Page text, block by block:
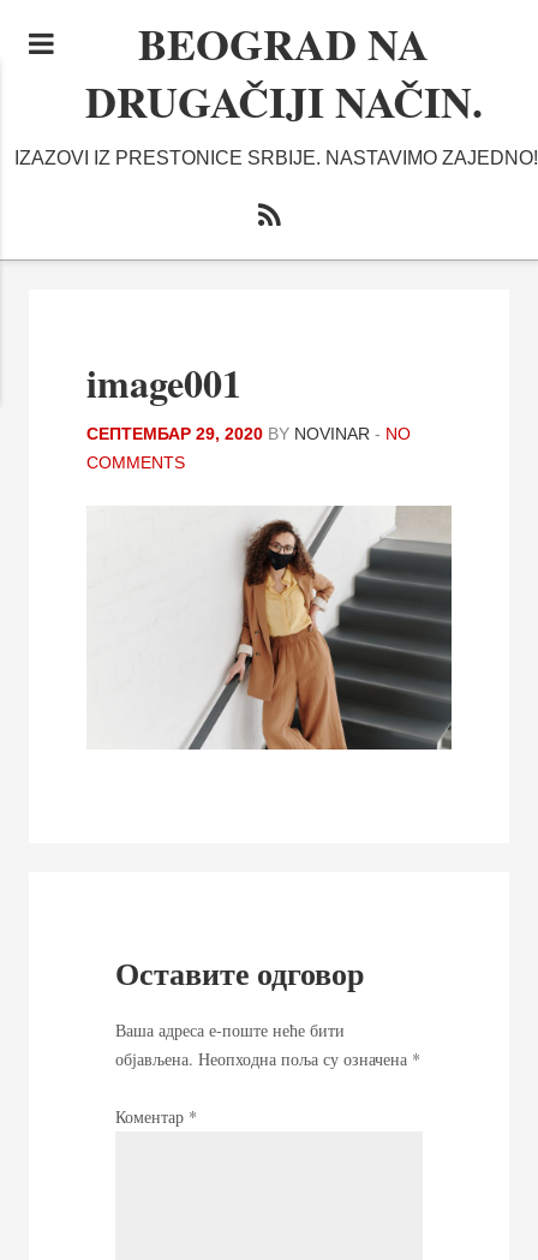
BEOGRAD NA
DRUGAČIJI NAČIN.
IZAZOVI IZ PRESTONICE SRBIJE. NASTAVIMO ZAJEDNO!
image001
СЕПТЕМБАР 29, 2020 BY NOVINAR - NO
COMMENTS
Оставите одговор
Ваша адреса е-поште неће бити
објављена. Неопходна поља су означена *
Коментар *